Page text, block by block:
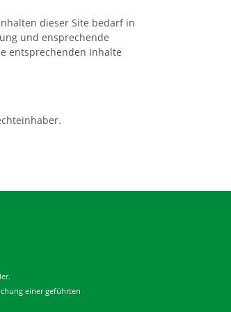
dieser Site bedarf in
und ensprechende
entsprechenden Inhalte
einer geführten